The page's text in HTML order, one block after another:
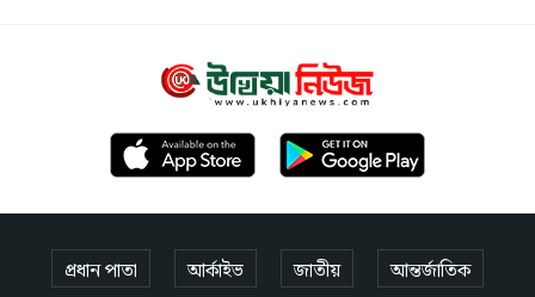
প্রধান পাতা আর্কাইভ জাতীয় আন্তর্জাতিক